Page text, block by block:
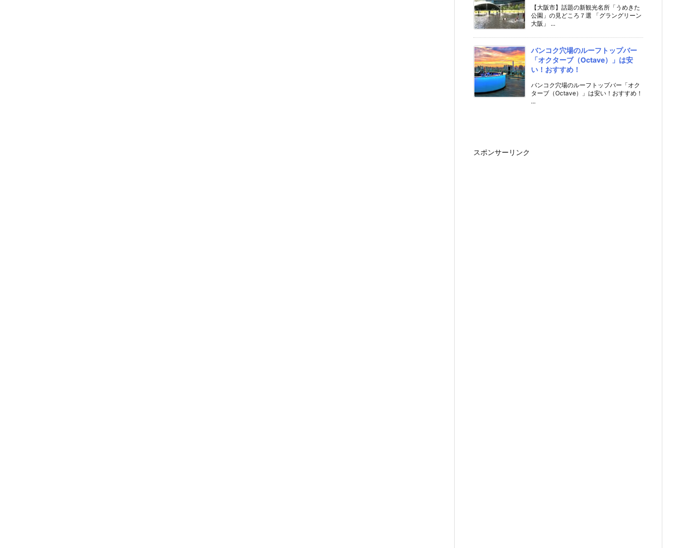
【大阪市】話題の新観光名所「うめきた
公園」の見どころ７選 「グラングリーン
大阪」 ...
バンコク穴場のルーフトップバー
「オクターブ（Octave）」は安
い！おすすめ！
バンコク穴場のルーフトップバー「オク
ターブ（Octave）」は安い！おすすめ！
...
スポンサーリンク